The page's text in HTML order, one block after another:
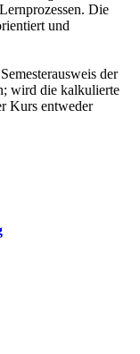
Die
und
der
wird die kalkulierte
Kurs entweder